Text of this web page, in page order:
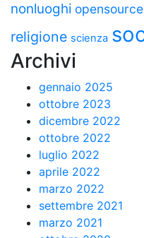
nonluoghi opensource
religione scienza
Archivi
gennaio 2025
ottobre 2023
dicembre 2022
ottobre 2022
luglio 2022
aprile 2022
marzo 2022
settembre 2021
marzo 2021